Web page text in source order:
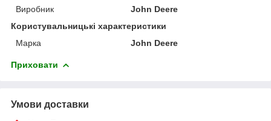
Виробник
John Deere
Користувальницькі характеристики
Марка
John Deere
Приховати
Умови доставки